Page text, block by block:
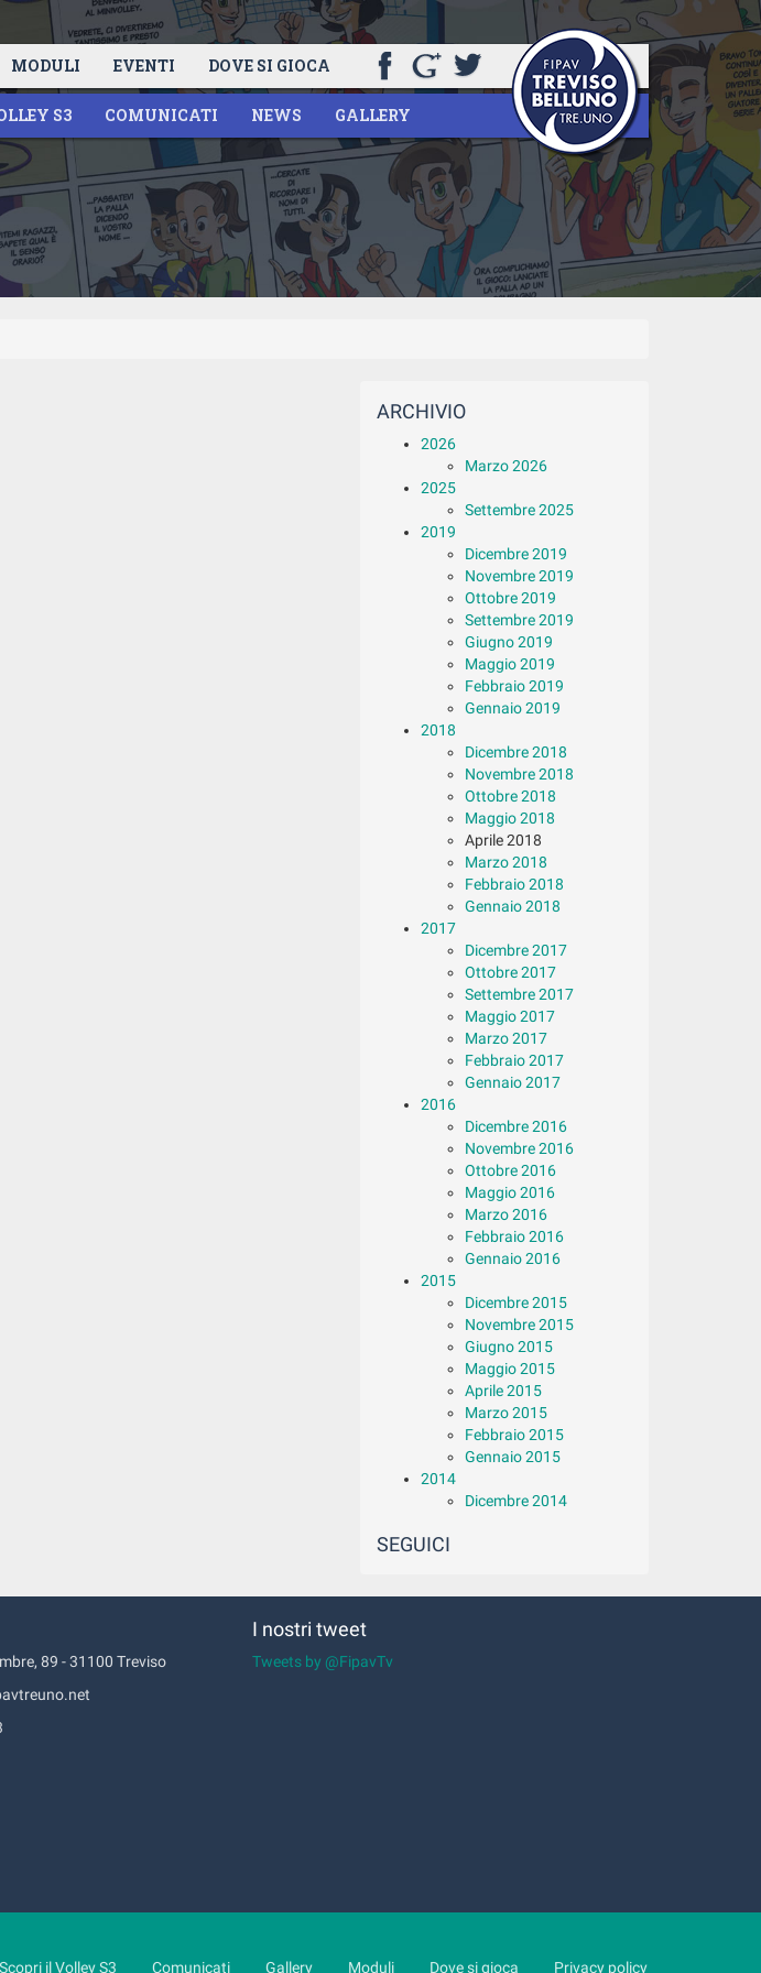
MODULI EVENTI DOVE SI GIOCA
S3 COMUNICATI NEWS GALLERY
ARCHIVIO
2026
Marzo 2026
2025
Settembre 2025
2019
Dicembre 2019
Novembre 2019
Ottobre 2019
Settembre 2019
Giugno 2019
Maggio 2019
Febbraio 2019
Gennaio 2019
2018
Dicembre 2018
Novembre 2018
Ottobre 2018
Maggio 2018
Aprile 2018
Marzo 2018
Febbraio 2018
Gennaio 2018
2017
Dicembre 2017
Ottobre 2017
Settembre 2017
Maggio 2017
Marzo 2017
Febbraio 2017
Gennaio 2017
2016
Dicembre 2016
Novembre 2016
Ottobre 2016
Maggio 2016
Marzo 2016
Febbraio 2016
Gennaio 2016
2015
Dicembre 2015
Novembre 2015
Giugno 2015
Maggio 2015
Aprile 2015
Marzo 2015
Febbraio 2015
Gennaio 2015
2014
Dicembre 2014
SEGUICI
89 - 31100 Treviso
I nostri tweet
Tweets by @FipavTv
Scopri il Volley S3 Comunicati Gallery Moduli Dove si gioca Privacy policy